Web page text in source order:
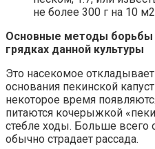
не более 300 г на 10
Основные методы борьбы
грядках данной культуры
Это насекомое
основания пекинской
некоторое время
питаются кочерыжкой
стебле ходы. Больше всего
обычно страдает рассада.